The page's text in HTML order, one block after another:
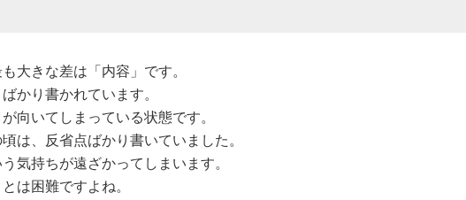
大きな差は「内容」です。
かり書かれています。
向いてしまっている状態です。
は、反省点ばかり書いていました。
気持ちが遠ざかってしまいます。
は困難ですよね。